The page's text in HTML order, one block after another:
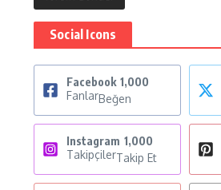
Social Icons
Facebook 1,000
FanlarBeğen
Instagram 1,000
TakipçilerTakip Et